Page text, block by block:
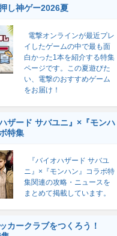
し神ゲー2026夏
電撃オンラインが最近プレ
イしたゲームの中で最も面
白かった1本を紹介する特集
ページです。この夏遊びた
い、電撃のおすすめゲーム
をお届け！
ハザード サバユニ』×『モンハ
特集
『バイオハザード サバユ
ニ』×『モンハン』コラボ特
集関連の攻略・ニュースを
まとめて掲載しています。
カークラブをつくろう！